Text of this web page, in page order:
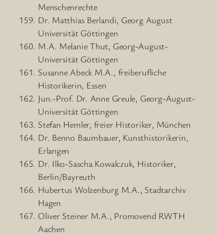
Menschenrechte
Dr. Matthias Berlandi, Georg August
Universität Göttingen
M.A. Melanie Thut, Georg-August-
Universität Göttingen
Susanne Abeck M.A., freiberufliche
Historikerin, Essen
Jun.-Prof. Dr. Anne Greule, Georg-August-
Universität Göttingen
Stefan Hemler, freier Historiker, München
Dr. Benno Baumbauer, Kunsthistorikerin,
Erlangen
Dr. Ilko-Sascha Kowalczuk, Historiker,
Berlin/Bayreuth
Hubertus Wolzenburg M.A., Stadtarchiv
Hagen
Oliver Steiner M.A., Promovend RWTH
Aachen